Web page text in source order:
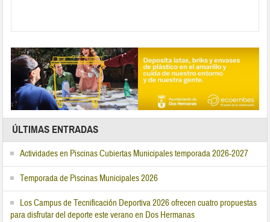
ÚLTIMAS ENTRADAS
Actividades en Piscinas Cubiertas Municipales temporada 2026-2027
Temporada de Piscinas Municipales 2026
Los Campus de Tecnificación Deportiva 2026 ofrecen cuatro propuestas
para disfrutar del deporte este verano en Dos Hermanas